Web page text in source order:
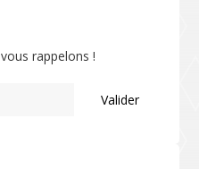
rappelons !
Valider